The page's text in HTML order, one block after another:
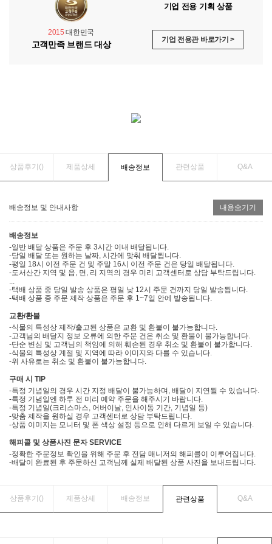
2015 대한민국
고객만족 브랜드 대상
기업 전용 기획 상품
기업 전용관 바로가기 >
상품후기() 제품상세 배송정보 관련상품 Q&A
배송정보 및 안내사항 내용숨기기
배송정보
-일반 배달 상품은 주문 후 3시간 이내 배달됩니다.
-당일 배달 또는 원하는 날짜, 시간에 맞춰 배달됩니다.
-평일 18시 이전 주문 건 및 주말 16시 이전 주문 건은 당일 배달됩니다.
-도서산간 지역 및 읍, 면, 리 지역의 경우 미리 고객센터로 상담 부탁드립니다.
-택배 상품 중 당일 발송 상품은 평일 낮 12시 주문 건까지 당일 발송됩니다.
-택배 상품 중 주문 제작 상품은 주문 후 1~7일 안에 발송됩니다.
교환/환불
-식물의 특성상 제작/출고된 상품은 교환 및 환불이 불가능합니다.
-고객님의 배달지 정보 오류에 의한 주문 건은 취소 및 환불이 불가능합니다.
-단순 변심 및 고객님의 책임에 의해 훼손된 경우 취소 및 환불이 불가합니다.
-식물의 특성상 계절 및 지역에 따라 이미지와 다를 수 있습니다.
-위 사유로는 취소 및 환불이 불가능합니다.
구매 시 TIP
-특정 기념일의 경우 시간 지정 배달이 불가능하며, 배달이 지연될 수 있습니다.
-특정 기념일엔 하루 전 미리 예약 주문을 해주시기 바랍니다.
-특정 기념일(크리스마스, 어버이날, 인사이동 기간, 기념일 등)
-맞춤 제작을 원하실 경우 고객센터로 상담 부탁드립니다.
-상품 이미지는 모니터 및 폰 색상 설정 등으로 인해 다르게 보일 수 있습니다.
해피콜 및 상품사진 문자 SERVICE
-정확한 주문정보 확인을 위해 주문 후 전담 매니저의 해피콜이 이루어집니다.
-배달이 완료된 후 주문하신 고객님께 실제 배달된 상품 사진을 보내드립니다.
상품후기() 제품상세 배송정보 관련상품 Q&A